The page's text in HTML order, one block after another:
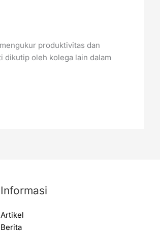
produktivitas dan
dikutip oleh kolega lain dalam
Informasi
Artikel
Berita